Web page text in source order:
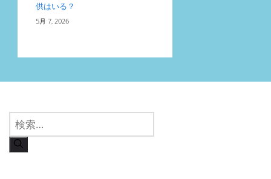
供はいる？
5月 7, 2026
検
索: